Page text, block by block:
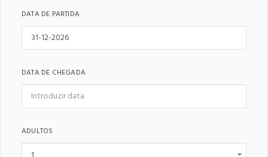
DATA DE PARTIDA
DATA DE CHEGADA
ADULTOS